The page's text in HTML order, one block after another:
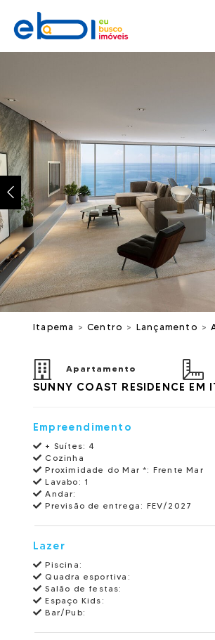
Itapema >Centro > Lançamento >
Apartamento
SUNNY COAST RESIDENCE EM
Empreendimento
+ Suítes: 4
Cozinha
Proximidade do Mar *: Frente Mar
Lavabo: 1
Andar:
Previsão de entrega: FEV/2027
Lazer
Piscina:
Quadra esportiva:
Salão de festas:
Espaço Kids:
Bar/Pub: